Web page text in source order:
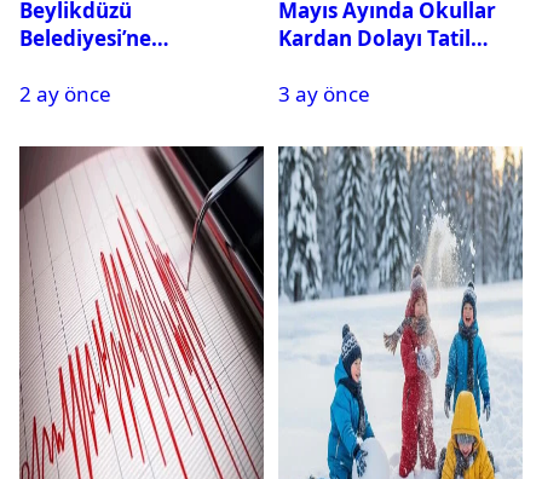
Beylikdüzü
Belediyesi’ne
Gözaltına Alındı
2 ay önce
Mayıs Ayında Okullar
Kardan Dolayı Tatil
3 ay önce